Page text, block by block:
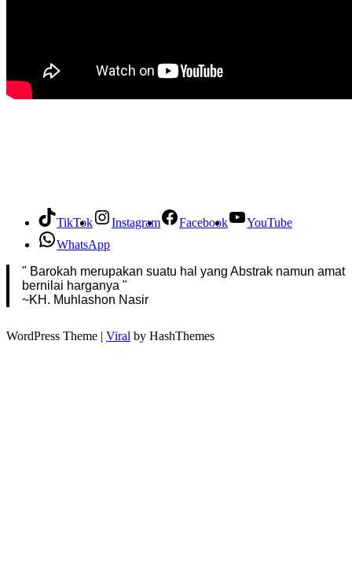
TikTok Instagram Facebook
YouTube
WhatsApp
" Barokah merupakan suatu hal yang Abstrak namun amat
bernilai harganya "
~KH. Muhlashon Nasir
WordPress Theme | Viral by HashThemes